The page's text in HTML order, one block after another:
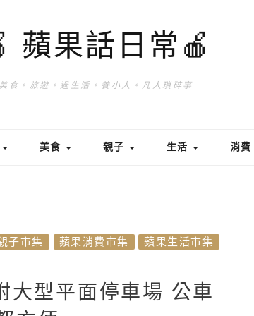
蘋果話日常🍎
美食。旅遊。過生活。養小人。凡人瑣碎事
美食 親子 生活 消費
子市集 蘋果消費市集 蘋果生活市集
大型平面停車場 公車